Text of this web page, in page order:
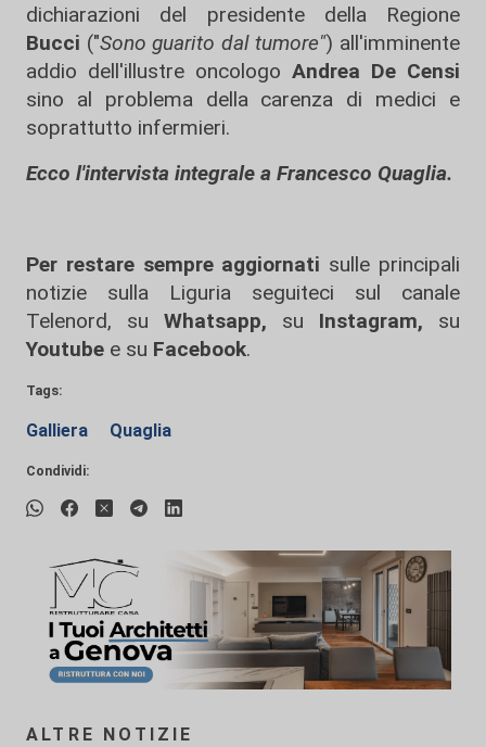
dichiarazioni del presidente della Regione
Bucci ("Sono guarito dal tumore") all'imminente
addio dell'illustre oncologo Andrea De Censi
sino al problema della carenza di medici e
soprattutto infermieri.
Ecco l'intervista integrale a Francesco Quaglia.
Per restare sempre aggiornati sulle principali
notizie sulla Liguria seguiteci sul canale
Telenord, su
Whatsapp, su Instagram, su
Youtube e su Facebook.
Tags:
Galliera Quaglia
Condividi:
ALTRE NOTIZIE